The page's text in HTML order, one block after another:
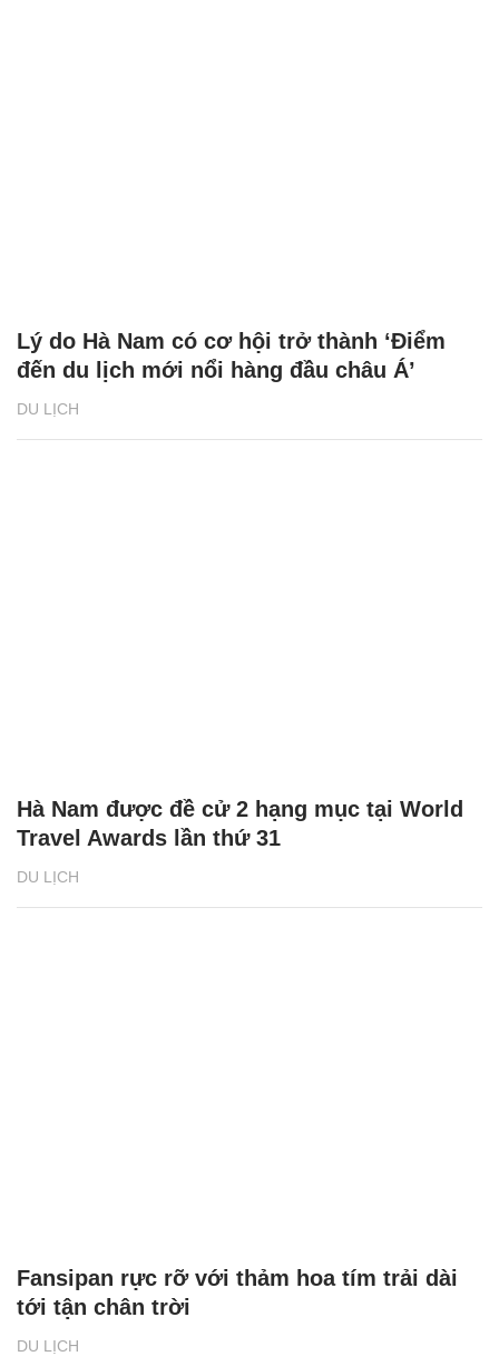
DU LỊCH
Lý do Hà Nam có cơ hội trở thành ‘Điểm
đến du lịch mới nổi hàng đầu châu Á’
DU LỊCH
Hà Nam được đề cử 2 hạng mục tại World
Travel Awards lần thứ 31
DU LỊCH
Fansipan rực rỡ với thảm hoa tím trải dài
tới tận chân trời